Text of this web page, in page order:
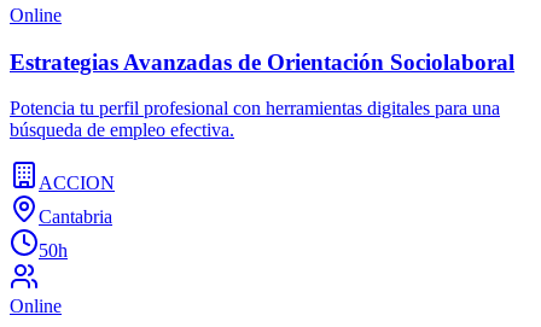
Online
Estrategias Avanzadas de Orientación Sociolaboral
Potencia tu perfil profesional con herramientas digitales para una
búsqueda de empleo efectiva.
ACCION
Cantabria
50h
Online